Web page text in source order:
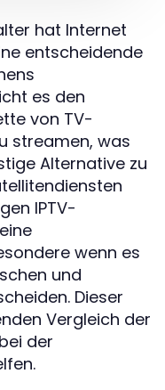
hat Internet
entscheidende
es den
von TV-
streamen, was
Alternative zu
IPTV-
wenn es
und
Dieser
Vergleich der
der